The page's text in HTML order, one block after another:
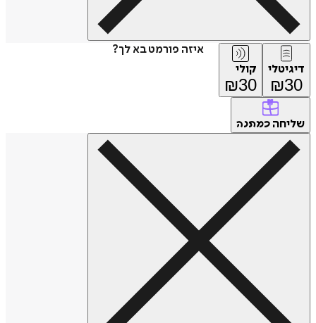
איזה פורמט בא לך?
דיגיטלי
₪30
קולי
₪30
שליחה כמתנה